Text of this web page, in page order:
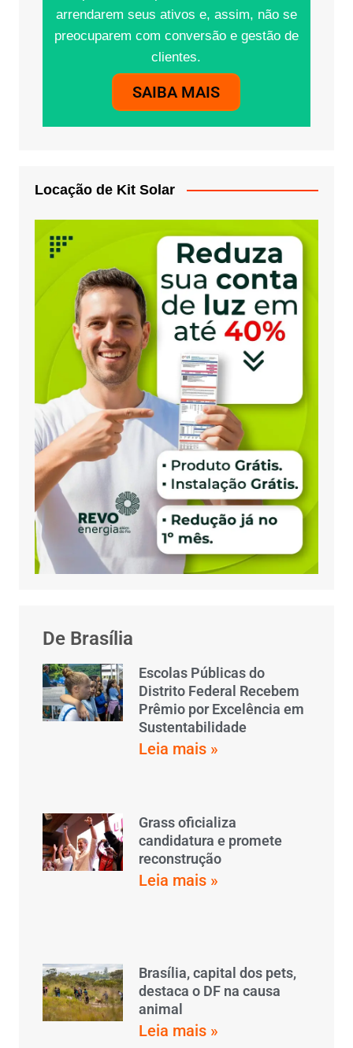
arrendarem seus ativos e, assim, não se
preocuparem com conversão e gestão de
clientes.
SAIBA MAIS
Locação de Kit Solar
De Brasília
Escolas Públicas do
Distrito Federal Recebem
Prêmio por Excelência em
Sustentabilidade
Leia mais »
Grass oficializa
candidatura e promete
reconstrução
Leia mais »
Brasília, capital dos pets,
destaca o DF na causa
animal
Leia mais »